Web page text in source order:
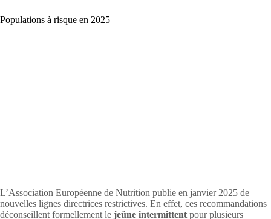
Populations à risque en 2025
L’Association Européenne de Nutrition publie en janvier 2025 de
nouvelles lignes directrices restrictives. En effet, ces recommandations
déconseillent formellement le jeûne intermittent pour plusieurs